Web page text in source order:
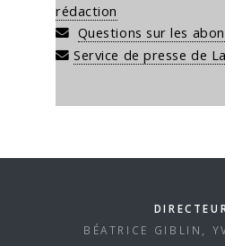
rédaction
Questions sur les
Service de presse de
BÉATRICE GIBLIN,